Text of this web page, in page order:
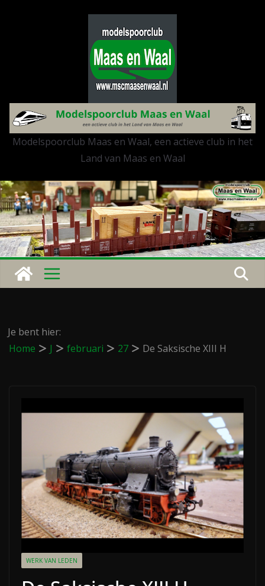
Modelspoorclub Maas en Waal, een actieve club in het
Land van Maas en Waal
Je bent hier:
Home
J februari 27 De Saksische XIII H
WERK VAN LEDEN